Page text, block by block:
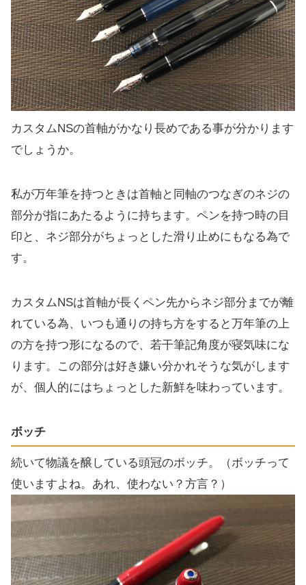
カスタムNSの首軸がかなり長めである事が分かります
でしょうか。
私が万年筆を持つときは首軸と同軸のつなぎのネジの
部分が指にあたるように持ちます。ペンを持つ時の目
印と、ネジ部分がちょっとした滑り止めにもなる為で
す。
カスタムNSは首軸が長くペン先からネジ部分までが離
れている為、いつも通りの持ち方をすると万年筆の上
の方を持つ形になるので、若干筆記角度が寝気味にな
ります。この部分は好き嫌い分かれそうな気がします
が、個人的にはちょっとした新鮮を味わっています。
ボッチ
続いて物議を醸している頭冠のボッチ。（ボッチって
使いますよね。あれ、使わない？方言？）